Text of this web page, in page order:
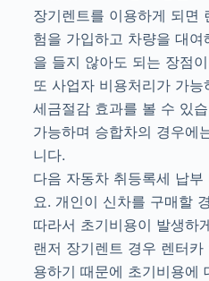
장기렌트를 이용하게 되면
험을 가입하고 차량을 대
을 들지 않아도 되는 장점
또 사업자 비용처리가 가
세금절감 효과를 볼 수 있
가능하며 승합차의 경우에
니다.
다음 자동차 취등록세 납
요. 개인이 신차를 구매할
따라서 초기비용이 발생하
랜저 장기렌트 경우 렌터
용하기 때문에 초기비용에